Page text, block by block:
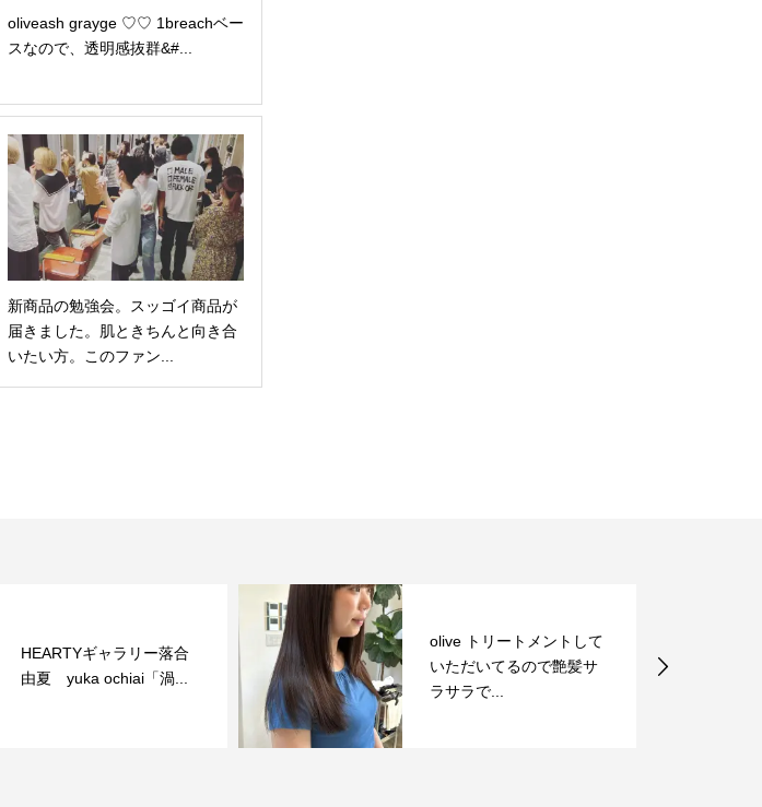
oliveash grayge ♡♡ 1breachベー
スなので、透明感抜群&#...
新商品の勉強会。スッゴイ商品が
届きました。肌ときちんと向き合
いたい方。このファン...
olive トリートメントして
いただいてるので艶髪サ
ラサラで...
bob~♡